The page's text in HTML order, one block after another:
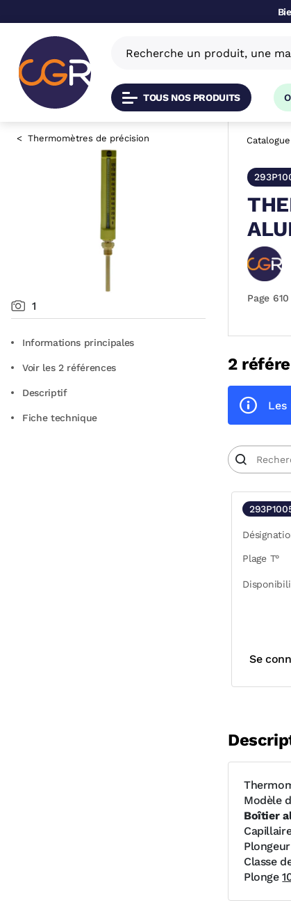
TOUS NOS PRODUITS
Thermomètres de précision
1
Informations principales
Voir les 2 références
Descriptif
Fiche technique
Catalogue
Page
2
Plage T°
Se
Modèle
Boîtier
Classe
Plonge